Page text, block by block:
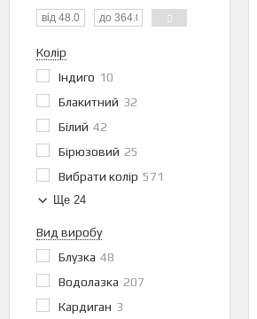
Колір
Індиго 10
Блакитний 32
Білий 42
Бірюзовий 25
Вибрати колір 571
Ще 24
Вид виробу
Блузка 48
Водолазка 207
Кардиган 3